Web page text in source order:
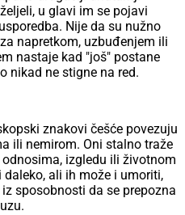
u glavi im se pojavi
Nije da su nužno
napretkom, uzbuđenjem ili
nastaje kad "još" postane
nikad ne stigne na red.
znakovi češće povezuju
ili nemirom. Oni stalno traže
izgledu ili životnom
ali ih može i umoriti,
sposobnosti da se prepozna